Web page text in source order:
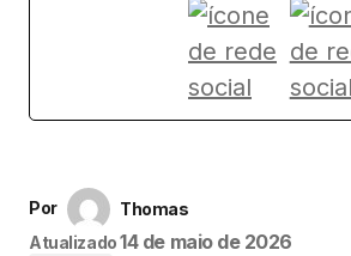
Por
Thomas
Atualizado 14 de maio de 2026